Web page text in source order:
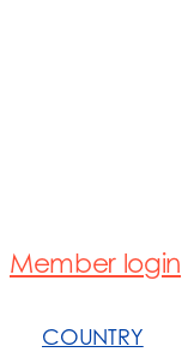
COUNTRY
Member login